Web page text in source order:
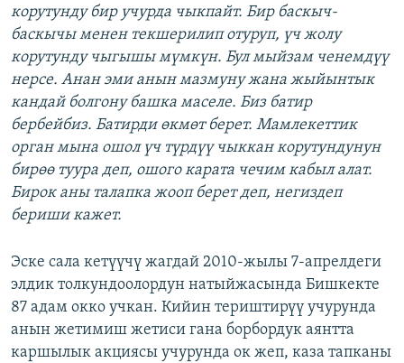
корутунду бир учурда чыкпайт. Бир баскыч-
баскычы менен текшерилип отуруп, үч жолу
корутунду чыгышы мүмкүн. Бул мыйзам ченемдүү
нерсе. Анан эми анын мазмуну жана жыйынтык
кандай болгону башка маселе. Биз батир
бербейбиз. Батирди өкмөт берет. Мамлекеттик
орган мына ошол үч түрдүү чыккан корутундунун
бирөө туура деп, ошого карата чечим кабыл алат.
Бирок аны талапка жооп берет деп, негиздеп
бериши кажет.
Эске сала кетүүчү жагдай 2010-жылы 7-апрелдеги
элдик толкундоолордун натыйжасында Бишкекте
87 адам окко учкан. Кийин териштирүү учурунда
анын жетимиш жетиси гана борбордук аянтта
каршылык акциясы учурунда ок жеп, каза тапканы